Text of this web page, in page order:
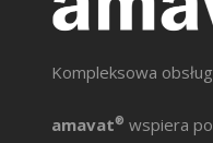
Kompleksowa
amavat® wspiera